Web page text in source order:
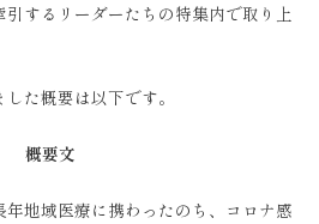
するリーダーたちの特集内で取り上
た概要は以下です。
概要文
地域医療に携わったのち、コロナ感